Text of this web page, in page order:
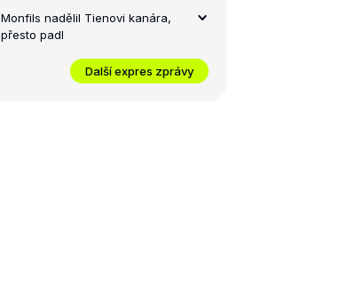
Monfils nadělil Tienovi kanára,
přesto padl
Další expres zprávy